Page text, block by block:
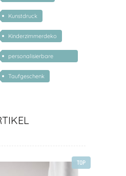
Kunstdruck
Kinderzimmerdeko
personalisierbare
geschenke zur geburt
Taufgeschenk
TOP